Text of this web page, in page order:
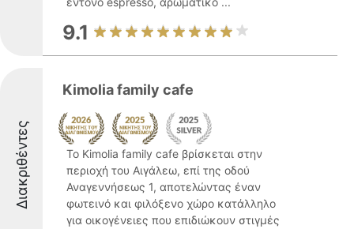
9.1
Διακριθέντες
Kimolia family cafe
Το Kimolia family cafe βρίσκεται στην
περιοχή του Αιγάλεω, επί της οδού
Αναγεννήσεως 1, αποτελώντας έναν
φωτεινό και φιλόξενο χώρο κατάλληλο
για οικογένειες που επιδιώκουν στιγμές